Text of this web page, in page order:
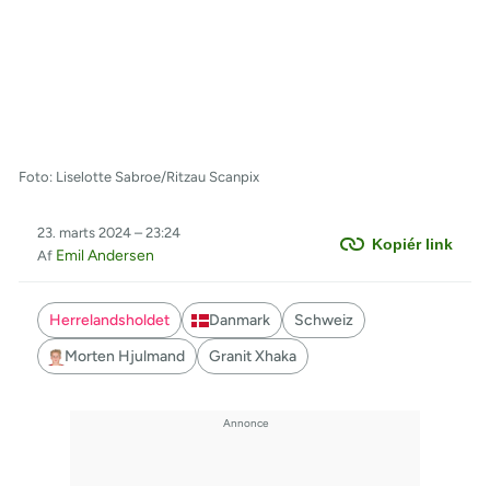
Foto: Liselotte Sabroe/Ritzau Scanpix
Kopiér link
23. marts 2024 – 23:24
Af Emil Andersen
Herrelandsholdet Danmark
Schweiz
Morten Hjulmand
Granit Xhaka